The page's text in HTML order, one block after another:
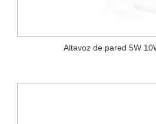
Altavoz de pared 5W